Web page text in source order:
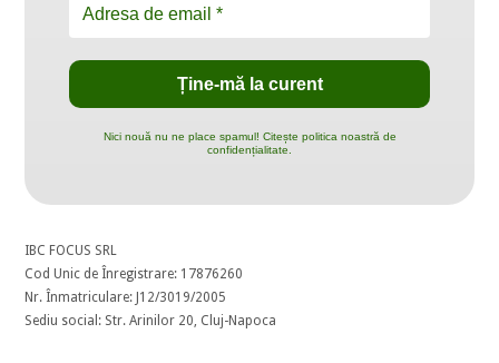
Nici nouă nu ne place spamul! Citește politica noastră de
confidențialitate.
IBC FOCUS SRL
Cod Unic de Înregistrare: 17876260
Nr. Înmatriculare: J12/3019/2005
Sediu social: Str. Arinilor 20, Cluj-Napoca